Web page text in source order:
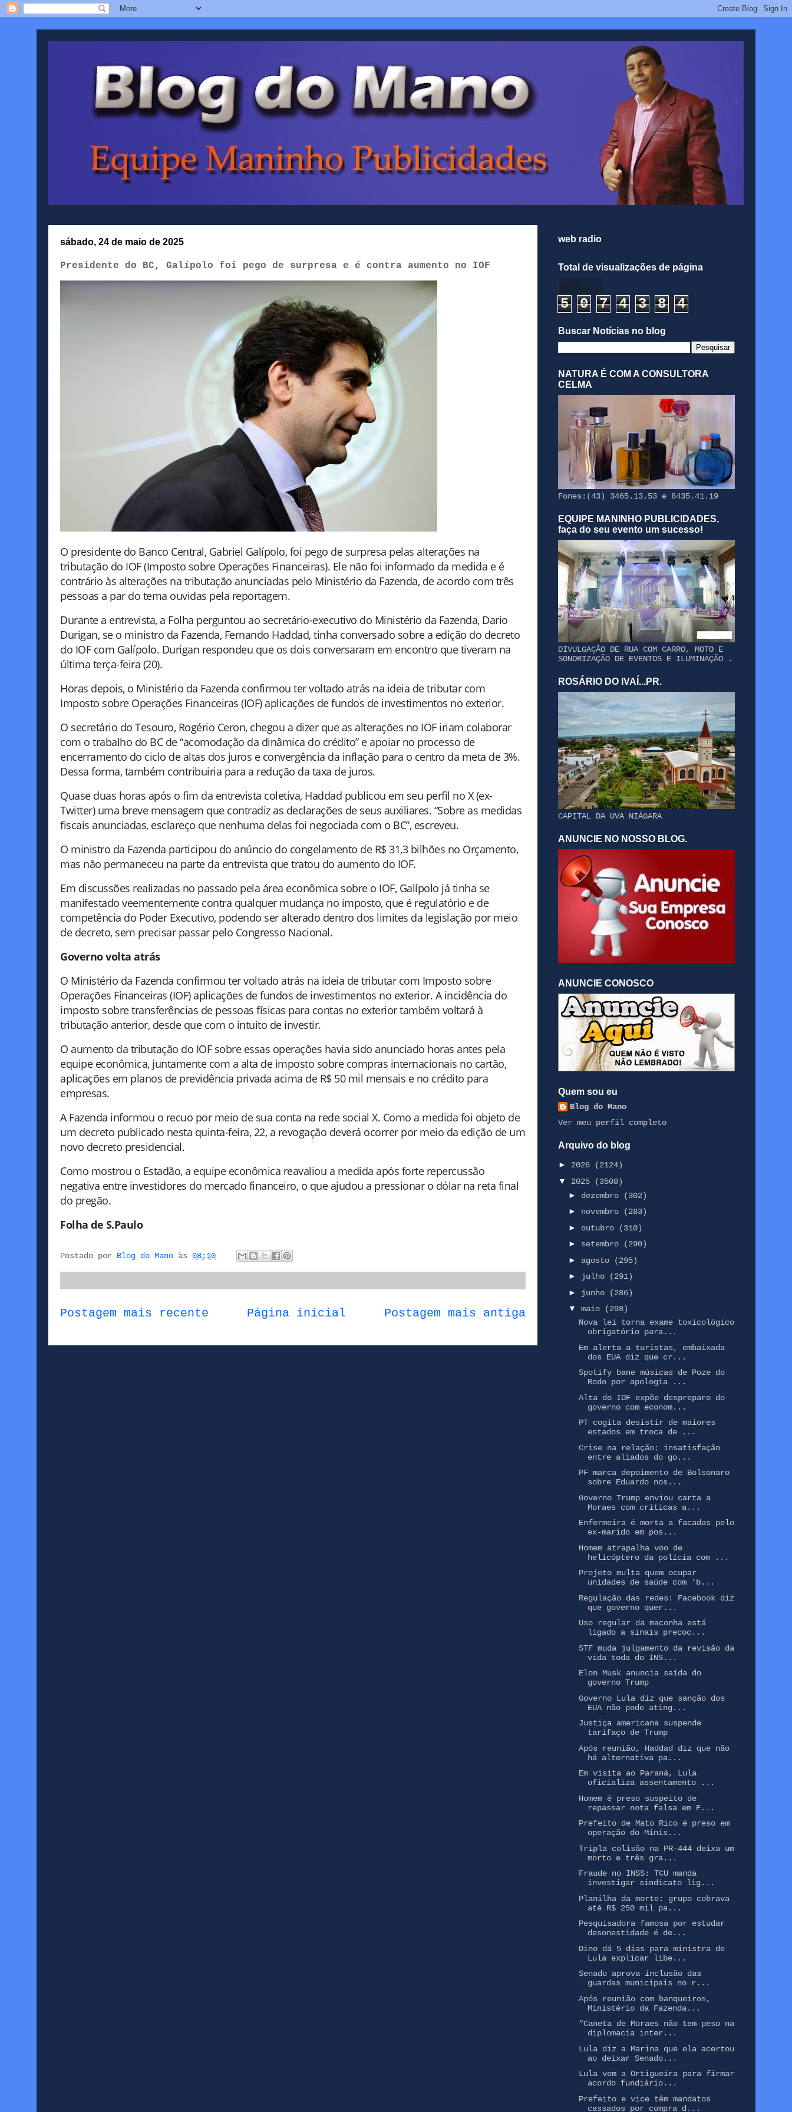
sábado, 24 de maio de 2025
Presidente do BC, Galípolo foi pego de surpresa e é contra aumento no IOF
O presidente do Banco Central, Gabriel Galípolo, foi pego de surpresa pelas alterações na
tributação do IOF (Imposto sobre Operações Financeiras). Ele não foi informado da medida e é
contrário às alterações na tributação anunciadas pelo Ministério da Fazenda, de acordo com três
pessoas a par do tema ouvidas pela reportagem.
Durante a entrevista, a Folha perguntou ao secretário-executivo do Ministério da Fazenda, Dario
Durigan, se o ministro da Fazenda, Fernando Haddad, tinha conversado sobre a edição do decreto
do IOF com Galípolo. Durigan respondeu que os dois conversaram em encontro que tiveram na
última terça-feira (20).
Horas depois, o Ministério da Fazenda confirmou ter voltado atrás na ideia de tributar com
Imposto sobre Operações Financeiras (IOF) aplicações de fundos de investimentos no exterior.
O secretário do Tesouro, Rogério Ceron, chegou a dizer que as alterações no IOF iriam colaborar
com o trabalho do BC de “acomodação da dinâmica do crédito” e apoiar no processo de
encerramento do ciclo de altas dos juros e convergência da inflação para o centro da meta de 3%.
Dessa forma, também contribuiria para a redução da taxa de juros.
Quase duas horas após o fim da entrevista coletiva, Haddad publicou em seu perfil no X (ex-
Twitter) uma breve mensagem que contradiz as declarações de seus auxiliares. “Sobre as medidas
fiscais anunciadas, esclareço que nenhuma delas foi negociada com o BC”, escreveu.
O ministro da Fazenda participou do anúncio do congelamento de R$ 31,3 bilhões no Orçamento,
mas não permaneceu na parte da entrevista que tratou do aumento do IOF.
Em discussões realizadas no passado pela área econômica sobre o IOF, Galípolo já tinha se
manifestado veementemente contra qualquer mudança no imposto, que é regulatório e de
competência do Poder Executivo, podendo ser alterado dentro dos limites da legislação por meio
de decreto, sem precisar passar pelo Congresso Nacional.
Governo volta atrás
O Ministério da Fazenda confirmou ter voltado atrás na ideia de tributar com Imposto sobre
Operações Financeiras (IOF) aplicações de fundos de investimentos no exterior. A incidência do
imposto sobre transferências de pessoas físicas para contas no exterior também voltará à
tributação anterior, desde que com o intuito de investir.
O aumento da tributação do IOF sobre essas operações havia sido anunciado horas antes pela
equipe econômica, juntamente com a alta de imposto sobre compras internacionais no cartão,
aplicações em planos de previdência privada acima de R$ 50 mil mensais e no crédito para
empresas.
A Fazenda informou o recuo por meio de sua conta na rede social X. Como a medida foi objeto de
um decreto publicado nesta quinta-feira, 22, a revogação deverá ocorrer por meio da edição de um
novo decreto presidencial.
Como mostrou o Estadão, a equipe econômica reavaliou a medida após forte repercussão
negativa entre investidores do mercado financeiro, o que ajudou a pressionar o dólar na reta final
do pregão.
Folha de S.Paulo
Postado por Blog do Mano às 08:10
Postagem mais recente Postagem mais antiga
Página inicial
web radio
Total de visualizações de página
5 0 7 4 3 8 4
Buscar Notícias no blog
NATURA É COM A CONSULTORA
CELMA
Fones:(43) 3465.13.53 e 8435.41.19
EQUIPE MANINHO PUBLICIDADES,
faça do seu evento um sucesso!
DIVULGAÇÃO DE RUA COM CARRO, MOTO E
SONORIZAÇÃO DE EVENTOS E ILUMINAÇÃO .
ROSÁRIO DO IVAÍ...PR.
CAPITAL DA UVA NIÁGARA
ANUNCIE NO NOSSO BLOG.
ANUNCIE CONOSCO
Quem sou eu
Blog do Mano
Ver meu perfil completo
Arquivo do blog
► 2026
(2124)
▼ 2025
(3508)
► dezembro
(302)
► novembro
(283)
► outubro
(310)
► setembro
(290)
► agosto
(295)
► julho
(291)
► junho
(286)
▼ maio
(298)
Nova lei torna exame toxicológico
obrigatório para...
Em alerta a turistas, embaixada
dos EUA diz que cr...
Spotify bane músicas de Poze do
Rodo por apologia ...
Alta do IOF expõe despreparo do
governo com econom...
PT cogita desistir de maiores
estados em troca de ...
Crise na relação: insatisfação
entre aliados do go...
PF marca depoimento de Bolsonaro
sobre Eduardo nos...
Governo Trump enviou carta a
Moraes com críticas a...
Enfermeira é morta a facadas pelo
ex-marido em pos...
Homem atrapalha voo de
helicóptero da polícia com ...
Projeto multa quem ocupar
unidades de saúde com ‘b...
Regulação das redes: Facebook diz
que governo quer...
Uso regular da maconha está
ligado a sinais precoc...
STF muda julgamento da revisão da
vida toda do INS...
Elon Musk anuncia saída do
governo Trump
Governo Lula diz que sanção dos
EUA não pode ating...
Justiça americana suspende
tarifaço de Trump
Após reunião, Haddad diz que não
há alternativa pa...
Em visita ao Paraná, Lula
oficializa assentamento ...
Homem é preso suspeito de
repassar nota falsa em F...
Prefeito de Mato Rico é preso em
operação do Minis...
Tripla colisão na PR-444 deixa um
morto e três gra...
Fraude no INSS: TCU manda
investigar sindicato lig...
Planilha da morte: grupo cobrava
até R$ 250 mil pa...
Pesquisadora famosa por estudar
desonestidade é de...
Dino dá 5 dias para ministra de
Lula explicar libe...
Senado aprova inclusão das
guardas municipais no r...
Após reunião com banqueiros,
Ministério da Fazenda...
“Caneta de Moraes não tem peso na
diplomacia inter...
Lula diz a Marina que ela acertou
ao deixar Senado...
Lula vem a Ortigueira para firmar
acordo fundiário...
Prefeito e vice têm mandatos
cassados por compra d...